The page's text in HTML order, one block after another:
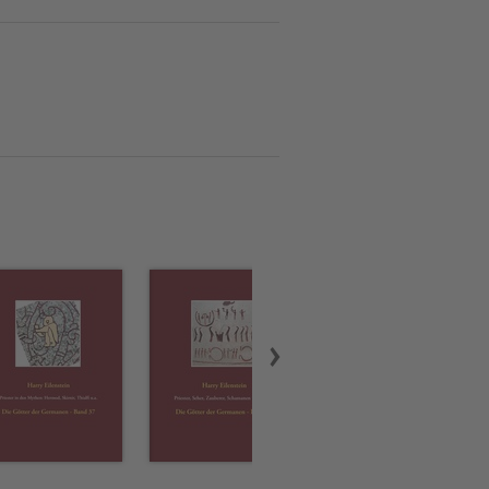
bereits zahlreiche